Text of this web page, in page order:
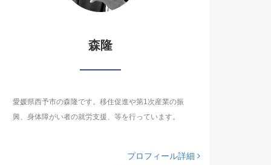
森隆
愛媛県西予市の森隆です。移住促進や第1次産業の振
興、身体障がい者の就労支援、等を行っています。
プロフィール詳細